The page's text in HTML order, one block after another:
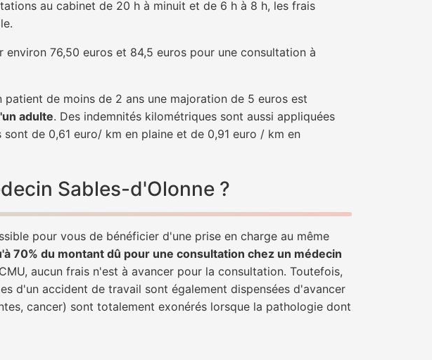
au cabinet de 20 h à minuit et de 6 h à 8 h, les frais
76,50 euros et 84,5 euros pour une consultation à
de moins de 2 ans une majoration de 5 euros est
adulte. Des indemnités kilométriques sont aussi appliquées
de 0,61 euro/ km en plaine et de 0,91 euro / km en
Sables-d'Olonne ?
pour vous de bénéficier d'une prise en charge au même
70% du montant dû pour une consultation chez un médecin
aucun frais n'est à avancer pour la consultation. Toutefois,
d'un accident de travail sont également dispensées d'avancer
cancer) sont totalement exonérés lorsque la pathologie dont